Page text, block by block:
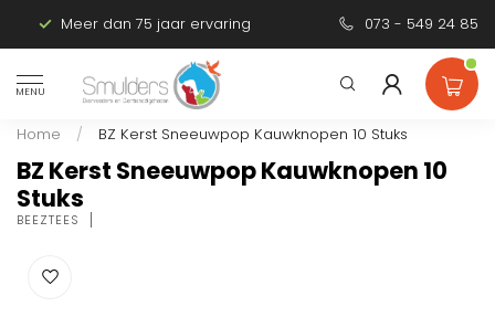
Meer dan 75 jaar ervaring Persoonlijk
073 - 549 24 85
MENU
Home / BZ Kerst Sneeuwpop Kauwknopen 10 Stuks
BZ Kerst Sneeuwpop Kauwknopen 10
Stuks
BEEZTEES